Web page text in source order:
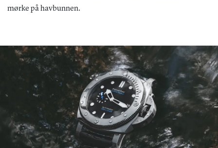
mørke på havbunnen.